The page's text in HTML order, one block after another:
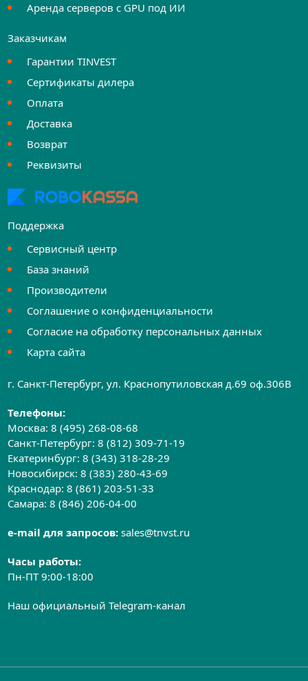
Аренда серверов с GPU под ИИ
Заказчикам
Гарантии TINVEST
Сертификаты дилера
Оплата
Доставка
Возврат
Реквизиты
Поддержка
Сервисный центр
База знаний
Производители
Соглашение о конфиденциальности
Согласие на обработку персональных данных
Карта сайта
г. Санкт-Петербург, ул. Краснопутиловская д.69 оф.306B
Телефоны:
Москва:8 (495) 268-08-68
Санкт-Петербург:8 (812) 309-71-19
Екатеринбург:8 (343) 318-28-29
Новосибирск:8 (383) 280-43-69
Краснодар:8 (861) 203-51-33
Самара:8 (846) 206-04-00
e-mail для запросов:sales@tnvst.ru
Часы работы:
Пн-ПТ 9:00-18:00
Наш официальный Telegram-канал